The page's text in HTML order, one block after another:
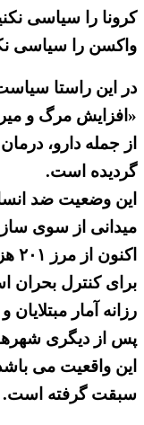
کرونا را سیاسی
واکسن را سیاسی
در این راستا
«افزایش مرگ و
از جمله دارو،
گردیده است.
این وضعیت ضد
میدانی از سوی
برای کنترل بحران
رزانه آمار
پس از دیگری شهرها
این واقعیت می
سبقت گرفته است.